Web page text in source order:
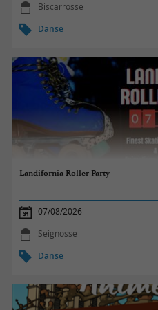
Biscarrosse
Danse
Landifornia Roller Party
07/08/2026
Seignosse
Danse